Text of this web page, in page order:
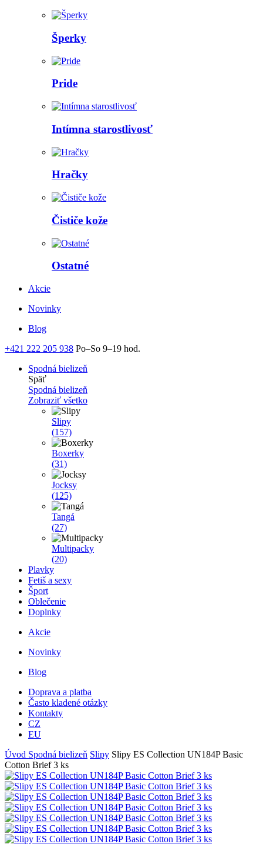
Šperky
Pride
Intímna starostlivosť
Hračky
Čističe kože
Ostatné
Akcie
Novinky
Blog
+421 222 205 938 Po–So 9–19 hod.
Spodná bielizeň
Späť
Spodná bielizeň
Zobraziť všetko
Slipy
(157)
Boxerky
(31)
Jocksy
(125)
Tangá
(27)
Multipacky
(20)
Plavky
Fetiš a sexy
Šport
Oblečenie
Doplnky
Akcie
Novinky
Blog
Doprava a platba
Často kladené otázky
Kontakty
CZ
EU
Úvod Spodná bielizeň Slipy Slipy ES Collection UN184P Basic
Cotton Brief 3 ks